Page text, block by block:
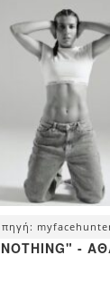
πηγή:
NOTHING" -